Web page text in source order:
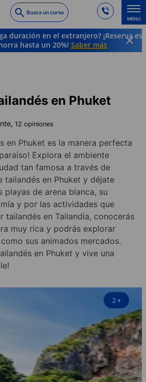
Busca un curso
MENU
duración en el extranjero? ¡Reserva
hasta un 20%! Saber más
en Phuket
12 opiniones
en Phuket es la manera perfecta
Explora el ambiente
tan famosa a través de
tailandés en Phuket y déjate
playas de arena blanca, su
y por las actividades que
tailandés en Tailandia, conocerás
muy rica y podrás explorar
sus animados mercados.
en Phuket y vive una
2+